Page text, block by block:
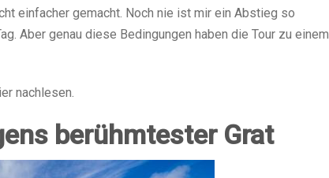
einfacher gemacht. Noch nie ist mir ein Abstieg so
Aber genau diese Bedingungen haben die Tour zu einem
nachlesen.
berühmtester Grat